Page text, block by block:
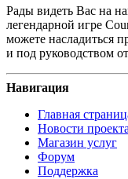
Рады видеть Вас на
легендарной игре
можете насладиться
и под руководством
Навигация
Главная
Новости
Магазин услуг
Форум
Поддержка